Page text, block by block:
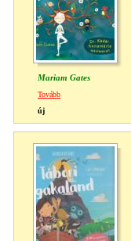
Mariam Gates
Tovább
új